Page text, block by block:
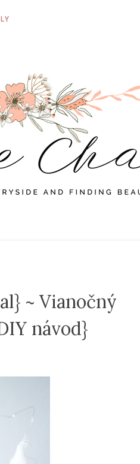
~ Vianočný
návod}